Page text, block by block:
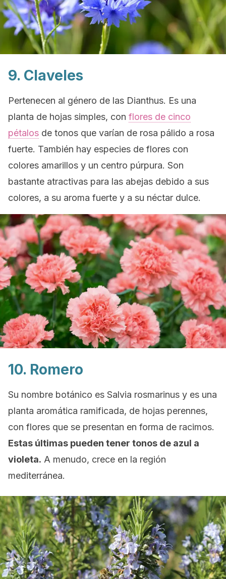
9. Claveles
Pertenecen al género de las Dianthus. Es una
planta de hojas simples, con flores de cinco
pétalos de tonos que varían de rosa pálido a rosa
fuerte. También hay especies de flores con
colores amarillos y un centro púrpura. Son
bastante atractivas para las abejas debido a sus
colores, a su aroma fuerte y a su néctar dulce.
10. Romero
Su nombre botánico es Salvia rosmarinus y es una
planta aromática ramificada, de hojas perennes,
con flores que se presentan en forma de racimos.
Estas últimas pueden tener tonos de azul a
violeta. A menudo, crece en la región
mediterránea.